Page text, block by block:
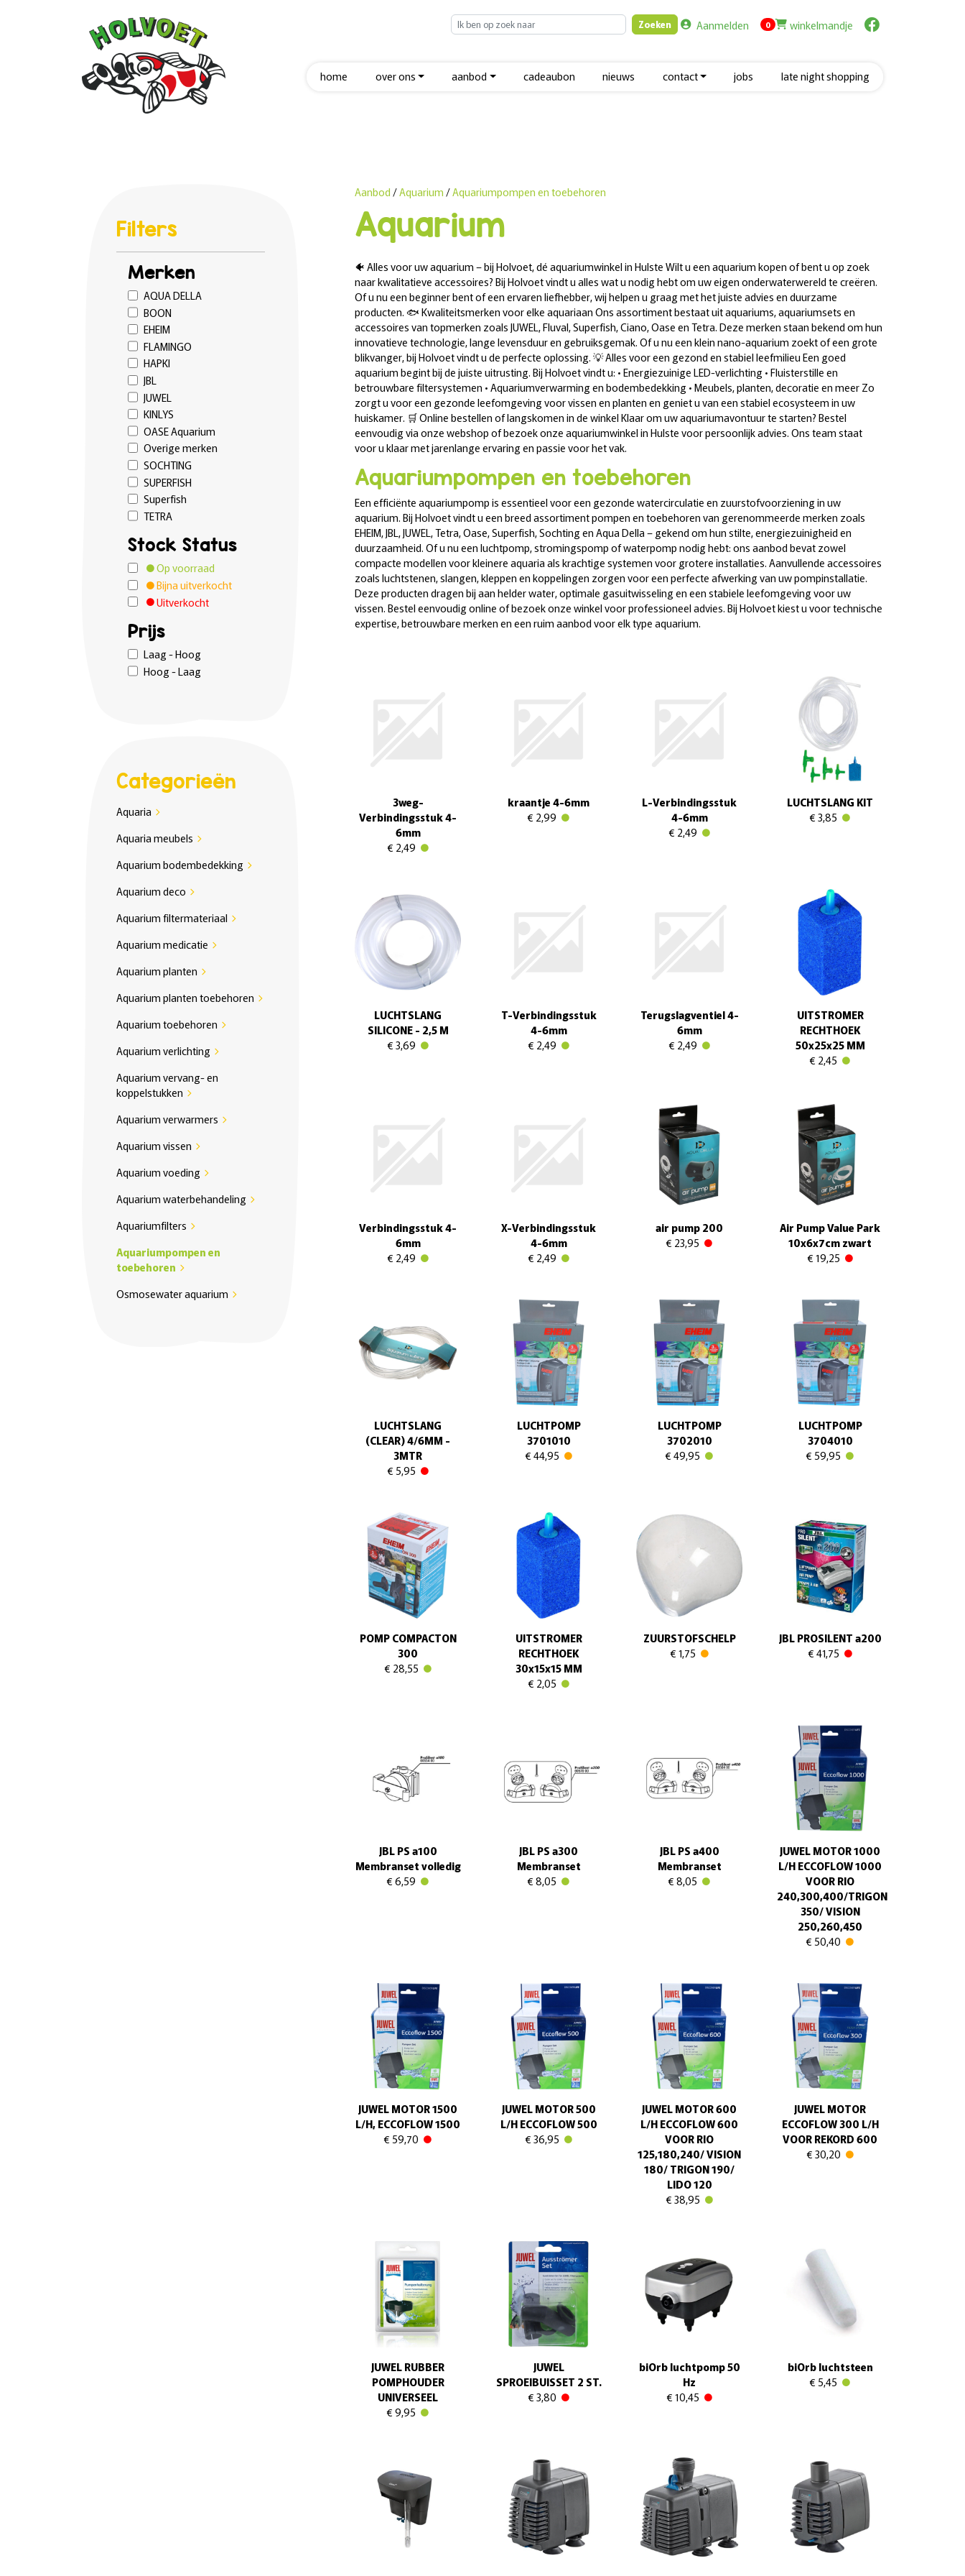
Zoeken Aanmelden 0items in cart
winkelmandje
home over ons aanbod cadeaubon nieuws contact jobs late night shopping
Filters
Merken
AQUA DELLA
BOON
EHEIM
FLAMINGO
HAPKI
JBL
JUWEL
KINLYS
OASE Aquarium
Overige merken
SOCHTING
SUPERFISH
Superfish
TETRA
Stock Status
Op voorraad
Bijna uitverkocht
Uitverkocht
Prijs
Laag - Hoog
Hoog - Laag
Categorieën
Aquaria chevron_right
Aquaria meubels chevron_right
Aquarium bodembedekking chevron_right
Aquarium deco chevron_right
Aquarium filtermateriaal chevron_right
Aquarium medicatie chevron_right
Aquarium planten chevron_right
Aquarium planten toebehoren chevron_right
Aquarium toebehoren chevron_right
Aquarium verlichting chevron_right
Aquarium vervang- en
koppelstukken chevron_right
Aquarium verwarmers chevron_right
Aquarium vissen chevron_right
Aquarium voeding chevron_right
Aquarium waterbehandeling chevron_right
Aquariumfilters chevron_right
Aquariumpompen en
toebehoren chevron_right
Osmosewater aquarium chevron_right
Aquarium
Aanbod /Aquarium /Aquariumpompen en toebehoren
🐠 Alles voor uw aquarium – bij Holvoet, dé aquariumwinkel in Hulste Wilt u een aquarium kopen of bent u op zoek
naar kwalitatieve accessoires? Bij Holvoet vindt u alles wat u nodig hebt om uw eigen onderwaterwereld te creëren.
Of u nu een beginner bent of een ervaren liefhebber, wij helpen u graag met het juiste advies en duurzame
producten. 🐟 Kwaliteitsmerken voor elke aquariaan Ons assortiment bestaat uit aquariums, aquariumsets en
accessoires van topmerken zoals JUWEL, Fluval, Superfish, Ciano, Oase en Tetra. Deze merken staan bekend om hun
innovatieve technologie, lange levensduur en gebruiksgemak. Of u nu een klein nano-aquarium zoekt of een grote
blikvanger, bij Holvoet vindt u de perfecte oplossing. 💡 Alles voor een gezond en stabiel leefmilieu Een goed
aquarium begint bij de juiste uitrusting. Bij Holvoet vindt u: • Energiezuinige LED-verlichting • Fluisterstille en
betrouwbare filtersystemen • Aquariumverwarming en bodembedekking • Meubels, planten, decoratie en meer Zo
zorgt u voor een gezonde leefomgeving voor vissen en planten en geniet u van een stabiel ecosysteem in uw
huiskamer. 🛒 Online bestellen of langskomen in de winkel Klaar om uw aquariumavontuur te starten? Bestel
eenvoudig via onze webshop of bezoek onze aquariumwinkel in Hulste voor persoonlijk advies. Ons team staat
voor u klaar met jarenlange ervaring en passie voor het vak.
Aquariumpompen en toebehoren
Een efficiënte aquariumpomp is essentieel voor een gezonde watercirculatie en zuurstofvoorziening in uw
aquarium. Bij Holvoet vindt u een breed assortiment pompen en toebehoren van gerenommeerde merken zoals
EHEIM, JBL, JUWEL, Tetra, Oase, Superfish, Sochting en Aqua Della – gekend om hun stilte, energiezuinigheid en
duurzaamheid. Of u nu een luchtpomp, stromingspomp of waterpomp nodig hebt: ons aanbod bevat zowel
compacte modellen voor kleinere aquaria als krachtige systemen voor grotere installaties. Aanvullende accessoires
zoals luchtstenen, slangen, kleppen en koppelingen zorgen voor een perfecte afwerking van uw pompinstallatie.
Deze producten dragen bij aan helder water, optimale gasuitwisseling en een stabiele leefomgeving voor uw
vissen. Bestel eenvoudig online of bezoek onze winkel voor professioneel advies. Bij Holvoet kiest u voor technische
expertise, betrouwbare merken en een ruim aanbod voor elk type aquarium.
3weg-
Verbindingsstuk 4-
6mm
€ 2,49
kraantje 4-6mm
€ 2,99
L-Verbindingsstuk
4-6mm
€ 2,49
LUCHTSLANG KIT
€ 3,85
LUCHTSLANG
SILICONE - 2,5 M
€ 3,69
T-Verbindingsstuk
4-6mm
€ 2,49
Terugslagventiel 4-
6mm
€ 2,49
UITSTROMER
RECHTHOEK
50x25x25 MM
€ 2,45
Verbindingsstuk 4-
6mm
€ 2,49
X-Verbindingsstuk
4-6mm
€ 2,49
air pump 200
€ 23,95
Air Pump Value Park
10x6x7cm zwart
€ 19,25
LUCHTSLANG
(CLEAR) 4/6MM -
3MTR
€ 5,95
LUCHTPOMP
3701010
€ 44,95
LUCHTPOMP
3702010
€ 49,95
LUCHTPOMP
3704010
€ 59,95
POMP COMPACTON
300
€ 28,55
UITSTROMER
RECHTHOEK
30x15x15 MM
€ 2,05
ZUURSTOFSCHELP
€ 1,75
JBL PROSILENT a200
€ 41,75
JBL PS a100
Membranset volledig
€ 6,59
JBL PS a300
Membranset
€ 8,05
JBL PS a400
Membranset
€ 8,05
JUWEL MOTOR 1000
L/H ECCOFLOW 1000
VOOR RIO
240,300,400/TRIGON
350/ VISION
250,260,450
€ 50,40
JUWEL MOTOR 1500
L/H, ECCOFLOW 1500
€ 59,70
JUWEL MOTOR 500
L/H ECCOFLOW 500
€ 36,95
JUWEL MOTOR 600
L/H ECCOFLOW 600
VOOR RIO
125,180,240/ VISION
180/ TRIGON 190/
LIDO 120
€ 38,95
JUWEL MOTOR
ECCOFLOW 300 L/H
VOOR REKORD 600
€ 30,20
JUWEL RUBBER
POMPHOUDER
UNIVERSEEL
€ 9,95
JUWEL
SPROEIBUISSET 2 ST.
€ 3,80
biOrb luchtpomp 50
Hz
€ 10,45
biOrb luchtsteen
€ 5,45